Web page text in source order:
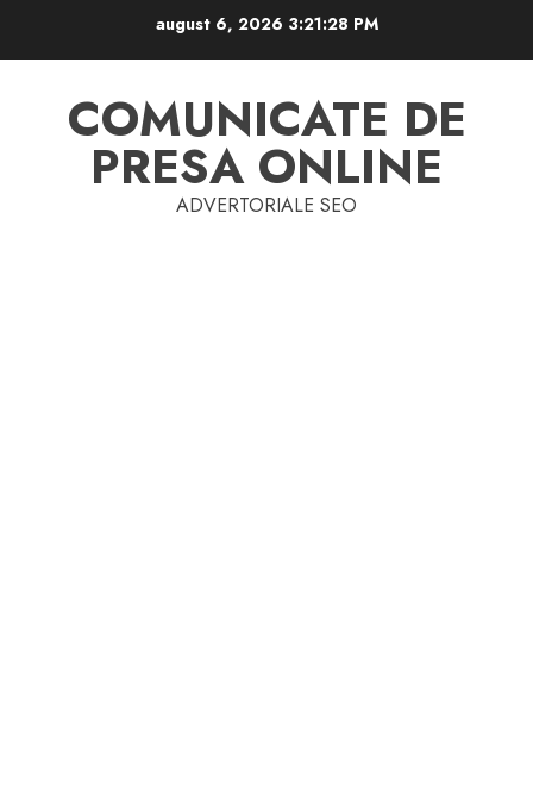
august 6, 2026 3:21:29 PM
COMUNICATE DE
PRESA ONLINE
ADVERTORIALE SEO